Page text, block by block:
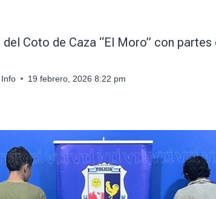
Coto de Caza “El Moro” con
19 febrero, 2026 8:22 pm